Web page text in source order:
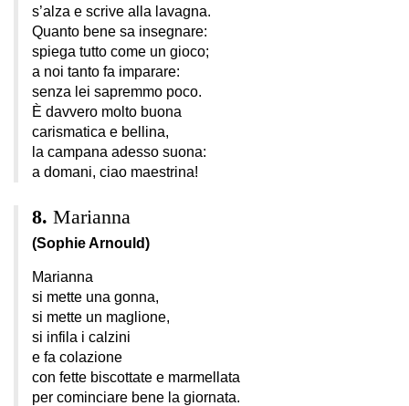
s’alza e scrive alla lavagna.
Quanto bene sa insegnare:
spiega tutto come un gioco;
a noi tanto fa imparare:
senza lei sapremmo poco.
È davvero molto buona
carismatica e bellina,
la campana adesso suona:
a domani, ciao maestrina!
Marianna
(Sophie Arnould)
Marianna
si mette una gonna,
si mette un maglione,
si infila i calzini
e fa colazione
con fette biscottate e marmellata
per cominciare bene la giornata.